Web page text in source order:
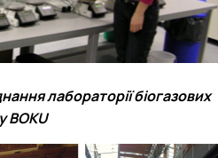
лабораторії біогазових
BOKU